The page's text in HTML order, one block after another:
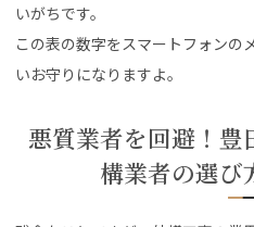
いがちです。
この表の数字をスマートフォンの
いお守りになりますよ。
悪質業者を回避！
構業者の選び